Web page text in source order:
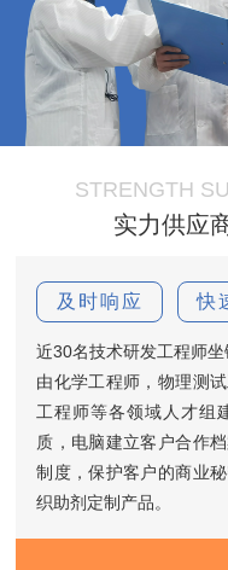
STRENGTH
实力供应
及时响应 快
近30名技术研发工程师
由化学工程师，物理测
工程师等各领域人才组
质，电脑建立客户合作
制度，保护客户的商业
织助剂定制产品。